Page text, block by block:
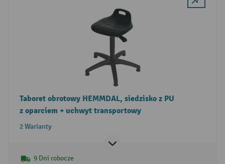
Taboret obrotowy HEMMDAL, siedzisko z PU
z oparciem + uchwyt transportowy
2 Warianty
9 Dni robocze